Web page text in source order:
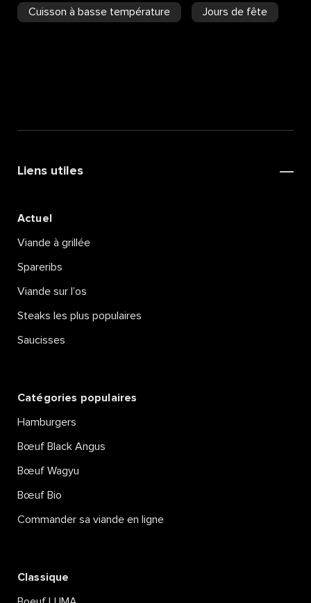
Cuisson à basse température Jours de fête
Liens utiles
Actuel
Viande à grillée
Spareribs
Viande sur l’os
Steaks les plus populaires
Saucisses
Catégories populaires
Hamburgers
Bœuf Black Angus
Bœuf Wagyu
Bœuf Bio
Commander sa viande en ligne
Classique